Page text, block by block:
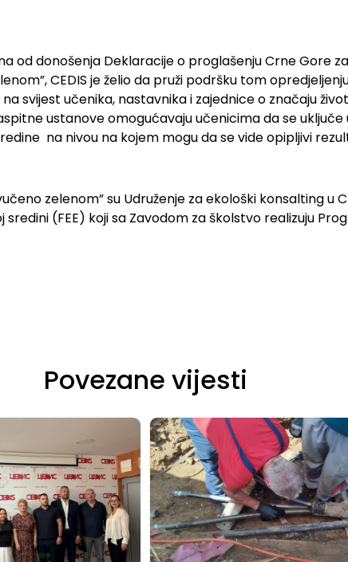
od donošenja Deklaracije o proglašenju Crne Gore
CEDIS je želio da pruži podršku tom
svijest učenika, nastavnika i zajednice o značaju
ustanove omogućavaju učenicima da se
na nivou na kojem mogu da se vide opipljivi
zelenom” su Udruženje za ekološki konsalting u
(FEE) koji sa Zavodom za školstvo realizuju
Povezane vijesti